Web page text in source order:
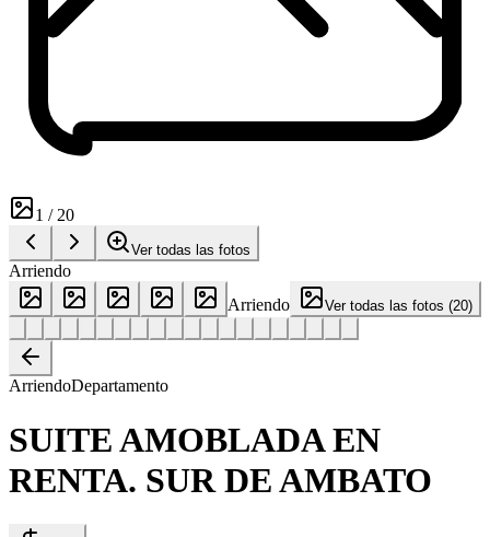
1 /20
Ver todas las fotos
Arriendo
Arriendo
Ver todas las fotos (20)
ArriendoDepartamento
SUITE AMOBLADA EN
RENTA. SUR DE AMBATO